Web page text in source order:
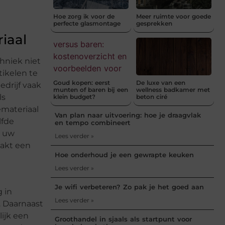
niet
te
vaak
uw
een
in
een
Hoe zorg ik voor de
perfecte glasmontage
Meer ruimte voor goede
gesprekken
Goud kopen: eerst
munten of baren bij een
klein budget?
De luxe van een
wellness badkamer met
beton ciré
Van plan naar uitvoering: hoe je draagvlak
en tempo combineert
Lees verder »
Hoe onderhoud je een gewrapte keuken
Lees verder »
Je wifi verbeteren? Zo pak je het goed aan
Lees verder »
Groothandel in sjaals als startpunt voor